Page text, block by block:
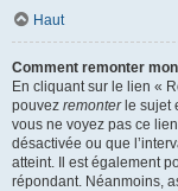
Haut
Comment remonter
En cliquant sur le lien «
pouvez remonterle sujet
vous ne voyez pas ce
désactivée ou que
atteint. Il est également
répondant. Néanmoins,